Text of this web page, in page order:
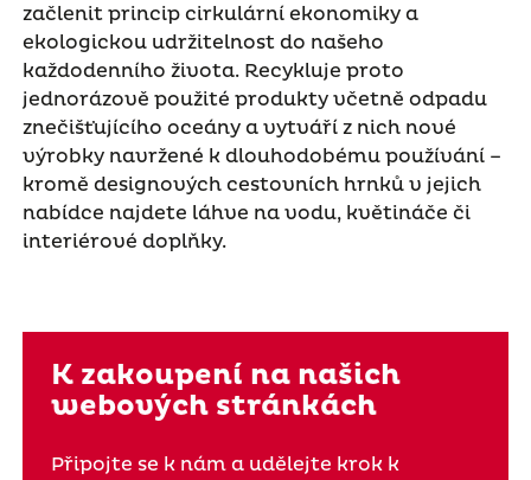
začlenit princip cirkulární ekonomiky a
ekologickou udržitelnost do našeho
každodenního života. Recykluje proto
jednorázově použité produkty včetně odpadu
znečišťujícího oceány a vytváří z nich nové
výrobky navržené k dlouhodobému používání –
kromě designových cestovních hrnků v jejich
nabídce najdete láhve na vodu, květináče či
interiérové doplňky.
K zakoupení na našich
webových stránkách
Připojte se k nám a udělejte krok k